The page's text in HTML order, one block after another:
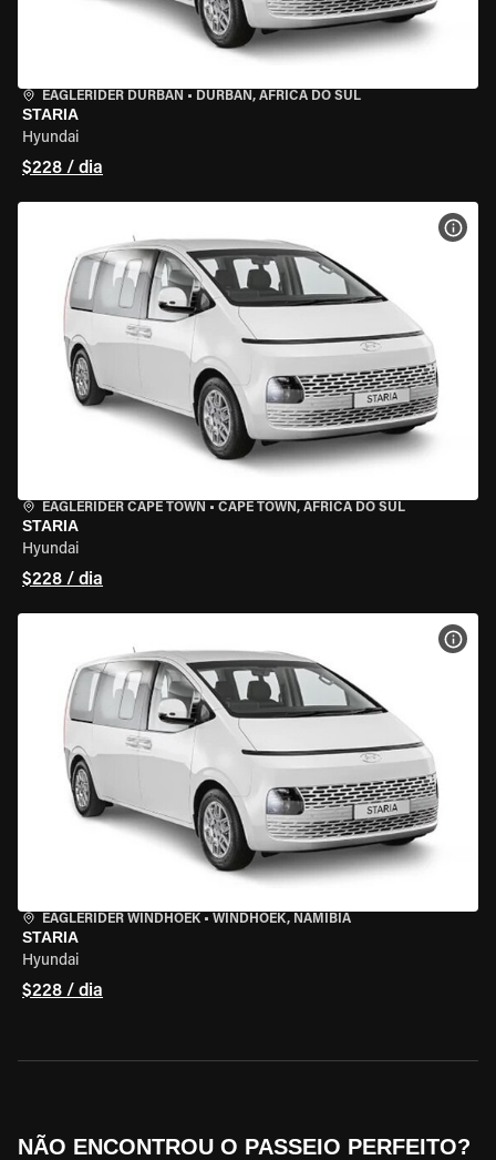
EAGLERIDER DURBAN • DURBAN, ÁFRICA DO SUL
STARIA
Hyundai
$228 / dia
EAGLERIDER CAPE TOWN • CAPE TOWN, ÁFRICA DO SUL
STARIA
Hyundai
$228 / dia
VER
EAGLERIDER WINDHOEK • WINDHOEK, NAMÍBIA
STARIA
Hyundai
$228 / dia
VER
NÃO ENCONTROU O PASSEIO PERFEITO?